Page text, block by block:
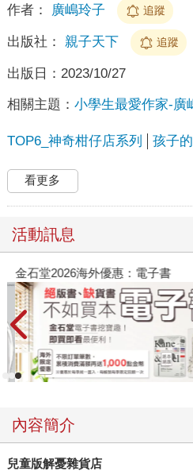
作者： 廣嶋玲子 追蹤
出版社： 親子天下 追蹤
出版日： 2023/10/27
相關主題： 小學生最愛作家-廣
TOP6_神奇柑仔店系列 孩子
看更多
活動訊息
金石堂2026海外優惠：電子書
內容簡介
兒童版解憂雜貨店